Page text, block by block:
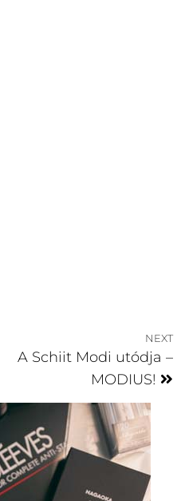
NEXT
A Schiit Modi utódja –
MODIUS!